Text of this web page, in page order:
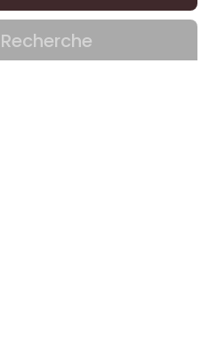
Recherche